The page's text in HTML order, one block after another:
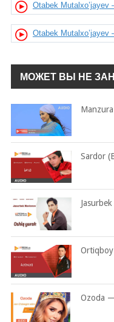
Otabek
Otabek
МОЖЕТ ВЫ НЕ
Sardor
Ozoda —